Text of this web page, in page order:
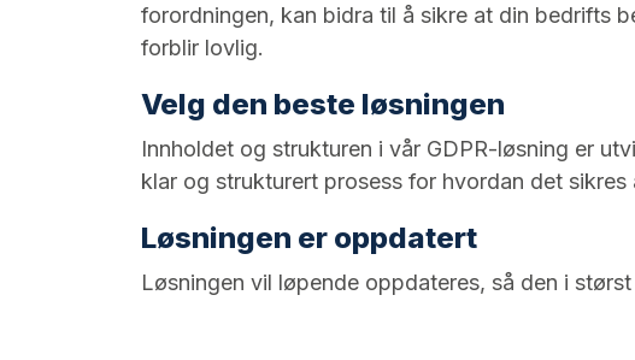
forordningen, kan bidra til å sikre at din bedrifts
forblir lovlig.
Velg den beste løsningen
Innholdet og strukturen i vår GDPR-løsning er
klar og strukturert prosess for hvordan det
Løsningen er oppdatert
Løsningen vil løpende oppdateres, så den i